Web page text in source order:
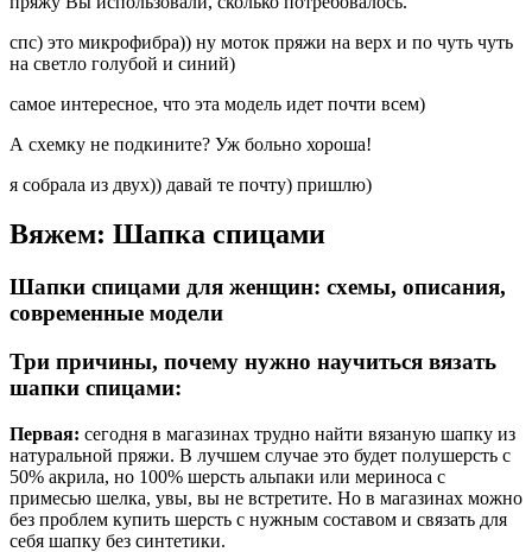
спс) это микрофибра)) ну моток пряжи на верх и по чуть чуть
на светло голубой и синий)
самое интересное, что эта модель идет почти всем)
А схемку не подкините? Уж больно хороша!
я собрала из двух)) давай те почту) пришлю)
Вяжем: Шапка спицами
Шапки спицами для женщин: схемы, описания,
современные модели
Три причины, почему нужно научиться вязать
шапки спицами:
Первая: сегодня в магазинах трудно найти вязаную шапку из
натуральной пряжи. В лучшем случае это будет полушерсть с
50% акрила, но 100% шерсть альпаки или мериноса с
примесью шелка, увы, вы не встретите. Но в магазинах можно
без проблем купить шерсть с нужным составом и связать для
себя шапку без синтетики.